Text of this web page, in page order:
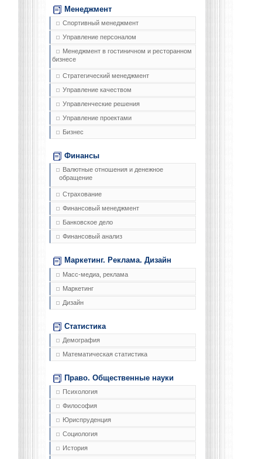
Менеджмент
Спортивный менеджмент
Управление персоналом
Менеджмент в гостиничном и ресторанном
бизнесе
Стратегический менеджмент
Управление качеством
Управленческие решения
Управление проектами
Бизнес
Финансы
Валютные отношения и денежное
обращение
Страхование
Финансовый менеджмент
Банковское дело
Финансовый анализ
Маркетинг. Реклама. Дизайн
Масс-медиа, реклама
Маркетинг
Дизайн
Статистика
Демография
Математическая статистика
Право. Общественные науки
Психология
Философия
Юриспруденция
Социология
История